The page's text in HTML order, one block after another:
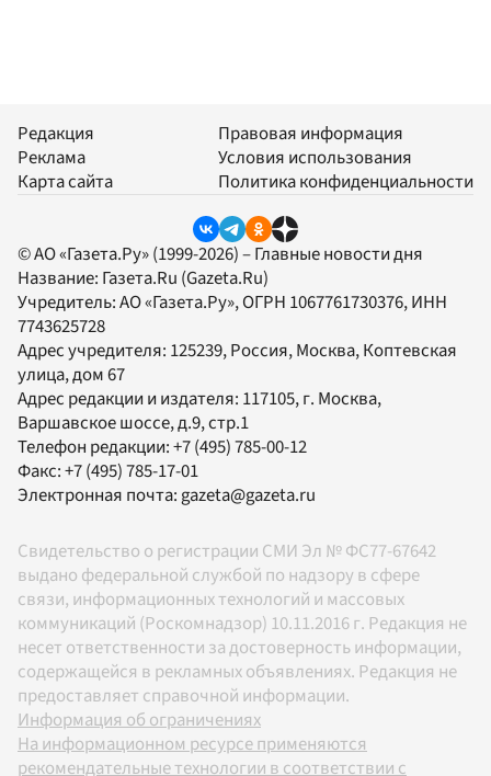
Редакция
Реклама
Карта сайта
Правовая информация
Условия использования
Политика конфиденциальности
© АО «Газета.Ру» (1999-2026) – Главные новости дня
Название: Газета.Ru (Gazeta.Ru)
Учредитель:АО «Газета.Ру», ОГРН 1067761730376, ИНН
7743625728
Адрес учредителя: 125239, Россия, Москва, Коптевская
улица, дом 67
Адрес редакции и издателя: 117105, г. Москва,
Варшавское шоссе, д.9, стр.1
Телефон редакции:+7 (495) 785-00-12
Факс:+7 (495) 785-17-01
Электронная почта:gazeta@gazeta.ru
Свидетельство о регистрации СМИ Эл № ФС77-67642
выдано федеральной службой по надзору в сфере
связи, информационных технологий и массовых
коммуникаций (Роскомнадзор) 10.11.2016 г. Редакция не
несет ответственности за достоверность информации,
содержащейся в рекламных объявлениях. Редакция не
предоставляет справочной информации.
Информация об ограничениях
На информационном ресурсе применяются
рекомендательные технологии в соответствии с